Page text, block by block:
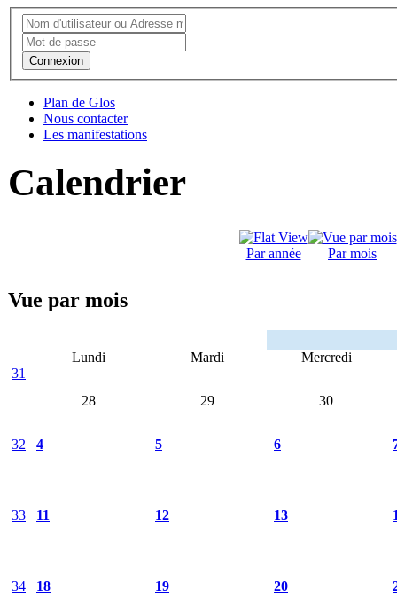
Connexion
Plan de Glos
Nous contacter
Les manifestations
Calendrier
Par année Par mois
Vue par mois
Lundi Mardi
Mercredi
31
28
29 30
32 4 5 6
33 11 12 13
34 18 19 20